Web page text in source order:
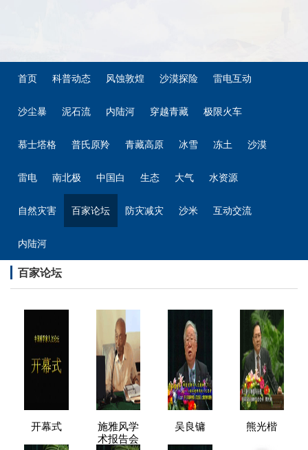
首页 科普动态 风蚀敦煌 沙漠探险 雷电互动
沙尘暴 泥石流 内陆河 穿越青藏 极限火车
慕士塔格 普氏原羚 青藏高原 冰雪 冻土 沙漠
雷电 南北极 中国白 生态 大气 水资源
自然灾害 百家论坛 防灾减灾 沙米 互动交流
内陆河
百家论坛
开幕式
施雅风学
术报告会
吴良镛 熊光楷